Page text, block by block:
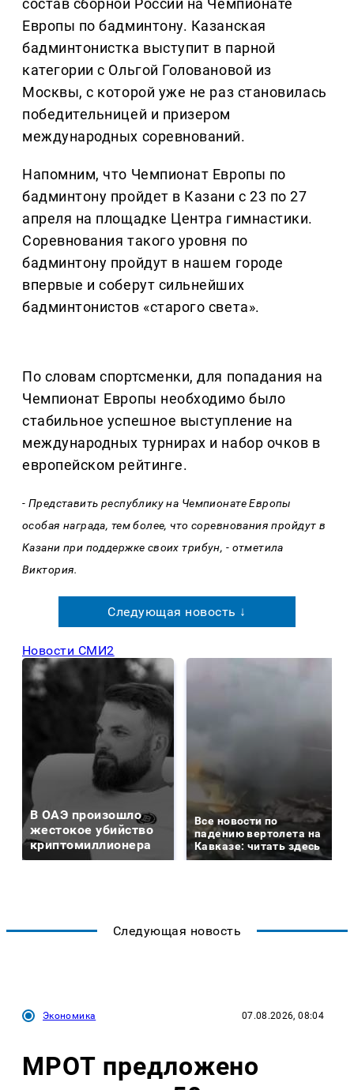
состав сборной России на Чемпионате
Европы по бадминтону. Казанская
бадминтонистка выступит в парной
категории с Ольгой Головановой из
Москвы, с которой уже не раз становилась
победительницей и призером
международных соревнований.
Напомним, что Чемпионат Европы по
бадминтону пройдет в Казани с 23 по 27
апреля на площадке Центра гимнастики.
Соревнования такого уровня по
бадминтону пройдут в нашем городе
впервые и соберут сильнейших
бадминтонистов «старого света».
По словам спортсменки, для попадания на
Чемпионат Европы необходимо было
стабильное успешное выступление на
международных турнирах и набор очков в
европейском рейтинге.
- Представить республику на Чемпионате Европы
особая награда, тем более, что соревнования пройдут в
Казани при поддержке своих трибун, - отметила
Виктория.
Следующая новость ↓
Новости СМИ2
В ОАЭ произошло
жестокое убийство
криптомиллионера
Все новости по
падению вертолета на
Кавказе: читать здесь
Следующая новость
Экономика 07.08.2026, 08:04
МРОТ предложено